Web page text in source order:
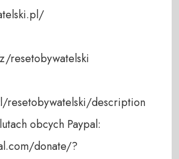
resetobywatelski
resetobywatelski/description
obcych Paypal:
donate/?